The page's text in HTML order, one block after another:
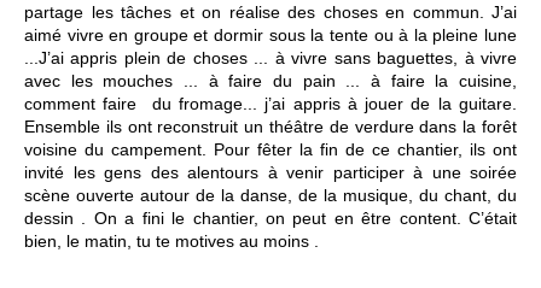
partage les tâches et on réalise des choses en commun. J’ai
aimé vivre en groupe et dormir sous la tente ou à la pleine lune
...J’ai appris plein de choses ... à vivre sans baguettes, à vivre
avec les mouches ... à faire du pain ... à faire la cuisine,
comment faire du fromage... j’ai appris à jouer de la guitare.
Ensemble ils ont reconstruit un théâtre de verdure dans la forêt
voisine du campement. Pour fêter la fin de ce chantier, ils ont
invité les gens des alentours à venir participer à une soirée
scène ouverte autour de la danse, de la musique, du chant, du
dessin . On a fini le chantier, on peut en être content. C’était
bien, le matin, tu te motives au moins .